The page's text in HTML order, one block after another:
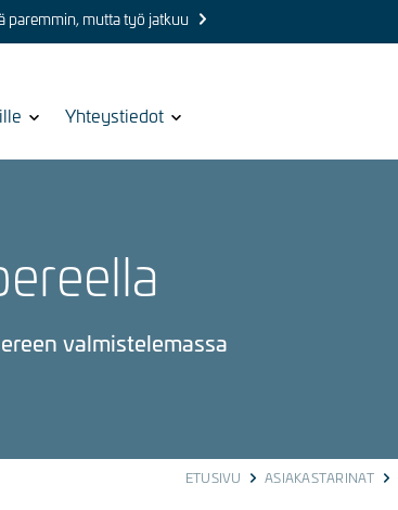
paremmin, mutta työ jatkuu
Show
for
Yhteystiedot
valmistelemassa
ETUSIVU ASIAKASTARINAT